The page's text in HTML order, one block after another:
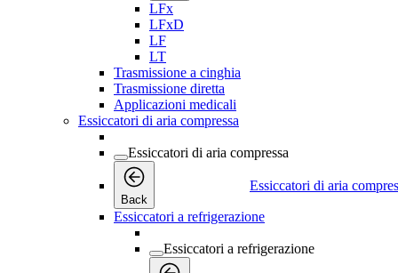
LFx
LFxD
LF
LT
Trasmissione a cinghia
Trasmissione diretta
Applicazioni medicali
Essiccatori di aria compressa
Essiccatori di aria compressa
Back
Essiccatori di aria
Essiccatori a refrigerazione
Essiccatori a refrigerazione